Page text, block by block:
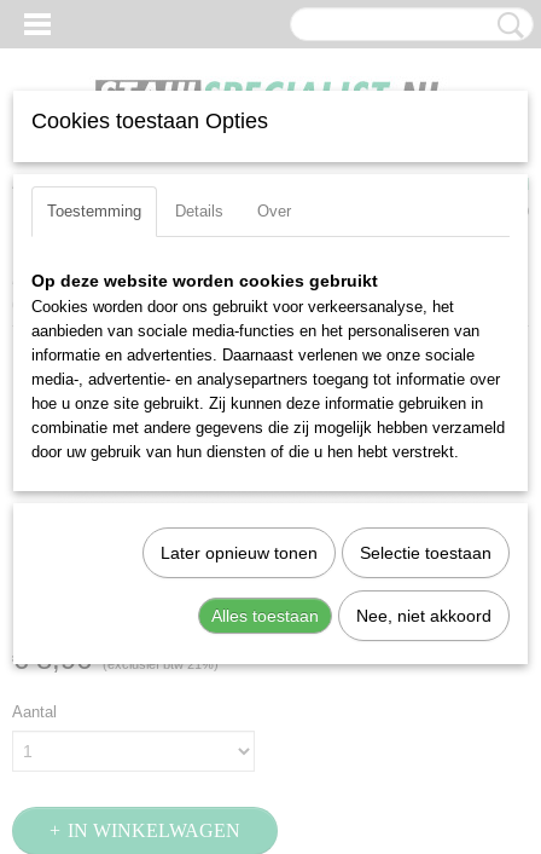
Inloggen Registreren
(0)
Home >Sleutels>Dubbele steeksleutels>Stahlwille 10-16X18
(40031618)
Stahlwille 10-16X18
(40031618)
€ 8,96 (exclusief btw 21%)
Aantal
IN WINKELWAGEN
Cookies toestaan Opties
Toestemming Details Over
Op deze website worden cookies gebruikt
Cookies worden door ons gebruikt voor verkeersanalyse, het
aanbieden van sociale media-functies en het personaliseren van
informatie en advertenties. Daarnaast verlenen we onze sociale
media-, advertentie- en analysepartners toegang tot informatie over
hoe u onze site gebruikt. Zij kunnen deze informatie gebruiken in
combinatie met andere gegevens die zij mogelijk hebben verzameld
door uw gebruik van hun diensten of die u hen hebt verstrekt.
Later opnieuw tonen Selectie toestaan
Alles toestaan Nee, niet akkoord